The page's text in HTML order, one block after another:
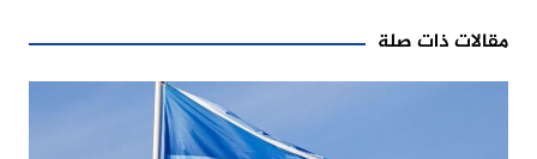
مقالات ذات صلة